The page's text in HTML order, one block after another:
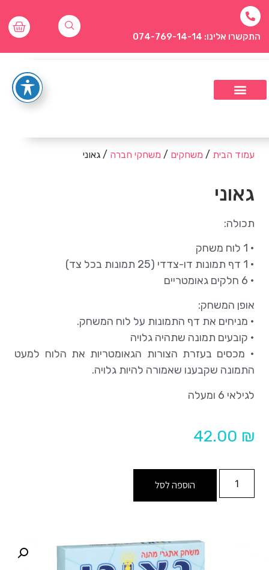
התקשרו אלינו: 074-769-14-14
עמוד הבית / משחקים / משחקי חברה / גאוני
גאוני
תכולה:
• 1 לוח משחק
• 1 דף תמונות דו-צדדי (25 תמונות בכל צד)
• 6 חלקים גאומטריים
אופן המשחק:
• מניחים את דף התמונות על לוח המשחק.
• קובעים תמונה שתהיה גלויה
• מכסים בעזרת הצורות הגאומטריות את הלוח למעט
התמונה שקבענו שאמורה להיות גלויה.
לגילאי 6 ומעלה
42.00 ₪
הוספה לסל